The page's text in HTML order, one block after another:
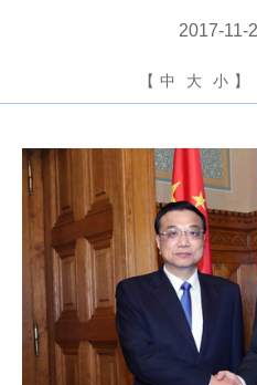
2017-11-
【 中 大 小 】